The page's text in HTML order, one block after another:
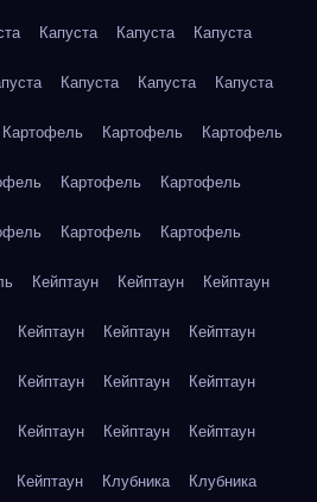
Капуста Капуста Капуста
Капуста Капуста Капуста
Картофель Картофель Картофель
Картофель Картофель
Картофель Картофель
Кейптаун Кейптаун Кейптаун
Кейптаун Кейптаун Кейптаун
Кейптаун Кейптаун Кейптаун
Кейптаун Кейптаун Кейптаун
Кейптаун Клубника Клубника